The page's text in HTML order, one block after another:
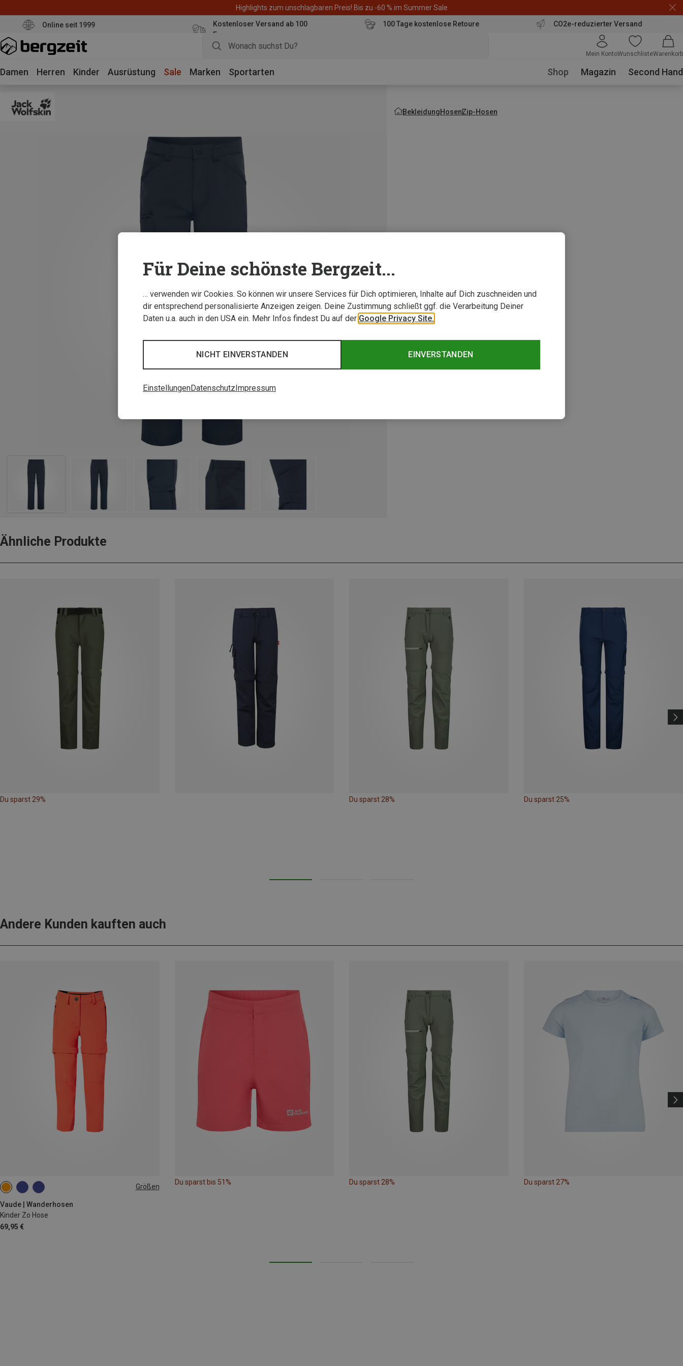
Highlights zum unschlagbaren Preis! Bis zu -60 % im Summer Sale
Online seit 1999
Kostenloser Versand ab 100
Euro
100 Tage kostenlose Retoure CO2e-reduzierter Versand
Mein KontoWunschlisteWarenkorb
Damen Herren Kinder Ausrüstung Sale Marken Sportarten Shop Magazin Second Hand
BekleidungHosenZip-Hosen
Ähnliche Produkte
Du sparst 29% Du sparst 28% Du sparst 25%
Andere Kunden kauften auch
Größen
Vaude | Wanderhosen
Kinder Zo Hose
69,95 €
134|140 146|152
Du sparst bis 51% Du sparst 28% Du sparst 27%
Für Deine schönste Bergzeit...
… verwenden wir Cookies. So können wir unsere Services für Dich optimieren, Inhalte auf Dich zuschneiden und
dir entsprechend personalisierte Anzeigen zeigen. Deine Zustimmung schließt ggf. die Verarbeitung Deiner
Daten u.a. auch in den USA ein. Mehr Infos findest Du auf der Google Privacy Site.
EINVERSTANDEN
NICHT EINVERSTANDEN
EinstellungenDatenschutz Impressum